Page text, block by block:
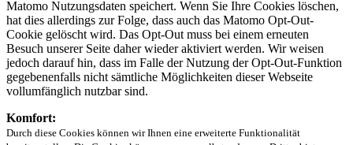
Matomo Nutzungsdaten speichert. Wenn Sie Ihre Cookies löschen,
hat dies allerdings zur Folge, dass auch das Matomo Opt-Out-
Cookie gelöscht wird. Das Opt-Out muss bei einem erneuten
Besuch unserer Seite daher wieder aktiviert werden. Wir weisen
jedoch darauf hin, dass im Falle der Nutzung der Opt-Out-Funktion
gegebenenfalls nicht sämtliche Möglichkeiten dieser Webseite
vollumfänglich nutzbar sind.
Komfort:
Durch diese Cookies können wir Ihnen eine erweiterte Funktionalität